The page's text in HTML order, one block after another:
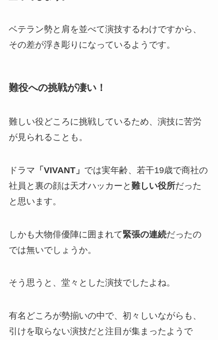
ベテラン勢と肩を並べて演技するわけですから、
その差が浮き彫りになっているようです。
難役への挑戦が凄い！
難しい役どころに挑戦しているため、演技に苦労
が見られることも。
ドラマ 「VIVANT」 では実年齢、若干19歳で商社の
社員と裏の顔は天才ハッカーと 難しい役所だった
と思います。
しかも大物俳優陣に囲まれて緊張の連続だったの
では無いでしょうか。
そう思うと、堂々とした演技でしたよね。
有名どころが勢揃いの中で、初々しいながらも、
引けを取らない演技だと注目が集まったようで